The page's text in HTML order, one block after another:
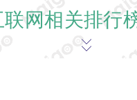
网相关排行
迎在末尾交流